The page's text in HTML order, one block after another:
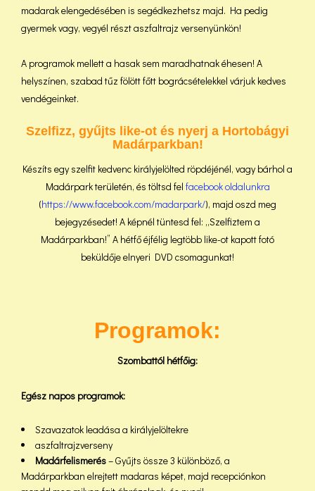
madarak elengedésében is segédkezhetsz majd. Ha pedig
gyermek vagy, vegyél részt aszfaltrajz versenyünkön!
A programok mellett a hasak sem maradhatnak éhesen! A
helyszínen, szabad tűz fölött főtt bográcsételekkel várjuk kedves
vendégeinket.
Szelfizz, gyűjts like-ot és nyerj a Hortobágyi
Madárparkban!
Készíts egy szelfit kedvenc királyjelölted röpdéjénél, vagy bárhol a
Madárpark területén, és töltsd fel facebook oldalunkra
(https://www.facebook.com/madarpark/), majd oszd meg
bejegyzésedet! A képnél tüntesd fel: „Szelfiztem a
Madárparkban!” A hétfő éjfélig legtöbb like-ot kapott fotó
beküldője elnyeri DVD csomagunkat!
Programok:
Szombattól hétfőig:
Egész napos programok:
Szavazatok leadása a királyjelöltekre
aszfaltrajzverseny
Madárfelismerés– Gyűjts össze 3 különböző, a
Madárparkban elrejtett madaras képet, majd recepciónkon